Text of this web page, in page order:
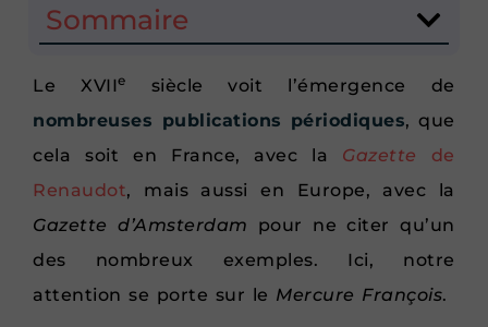
Sommaire
Le XVIIe
siècle voit l’émergence de
nombreuses publications périodiques, que
cela soit en France, avec la Gazette de
Renaudot, mais aussi en Europe, avec la
Gazette d’Amsterdam pour ne citer qu’un
des nombreux exemples. Ici, notre
attention se porte sur le Mercure François.